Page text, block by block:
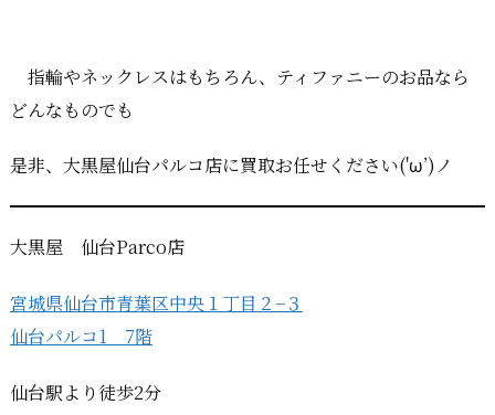
指輪やネックレスはもちろん、ティファニーのお品なら
どんなものでも
是非、大黒屋仙台パルコ店に買取お任せください('ω’)ノ
大黒屋 仙台Parco店
宮城県仙台市青葉区中央１丁目２−３
仙台パルコ1 7階
仙台駅より徒歩2分